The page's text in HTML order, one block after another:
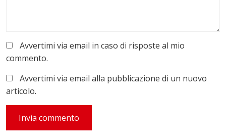
Avvertimi via email in caso di risposte al mio
commento.
Avvertimi via email alla pubblicazione di un nuovo
articolo.